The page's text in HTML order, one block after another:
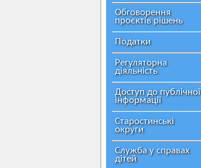
Обговорення
проєктів рішень
Податки
Регуляторна
діяльність
Доступ до публічної
інформації
Старостинські
округи
Служба у справах
дітей